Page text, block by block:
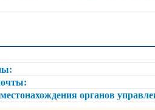
органов